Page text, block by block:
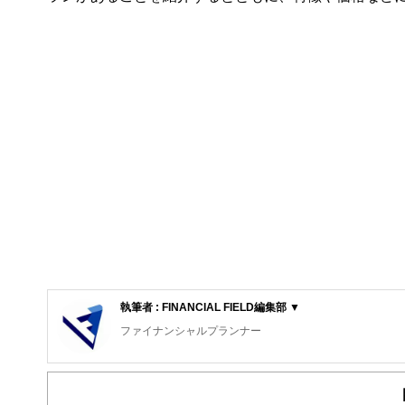
執筆者 : FINANCIAL FIELD編集部 ▼
ファイナンシャルプランナー
FinancialField編集部は、金融、経済に関する記事を、日